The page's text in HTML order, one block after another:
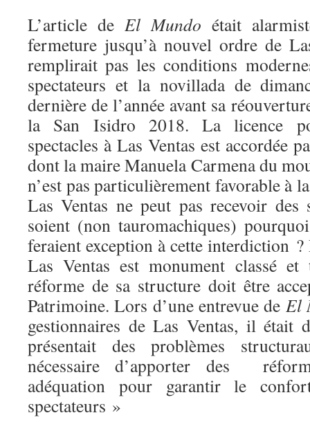
L’article de El Mundo était
fermeture jusqu’à nouvel ordre de
remplirait pas les conditions
spectateurs et la novillada de
dernière de l’année avant sa
la San Isidro 2018. La licence
spectacles à Las Ventas est accordée
dont la maire Manuela Carmena du
n’est pas particulièrement favorable à
Las Ventas ne peut pas recevoir des
soient (non tauromachiques)
feraient exception à cette interdiction
Las Ventas est monument classé
réforme de sa structure doit être
Patrimoine. Lors d’une entrevue de El
gestionnaires de Las Ventas, il était
présentait des problèmes
nécessaire d’apporter des
adéquation pour garantir le
spectateurs »